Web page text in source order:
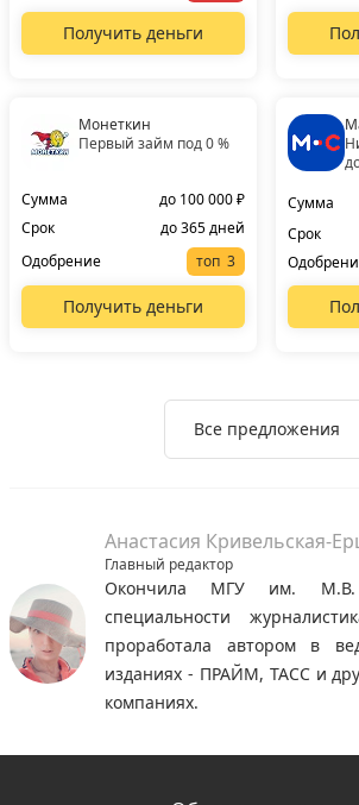
Получить деньги
Монеткин
Первый займ под 0 %
Сумма
до 100 000 ₽
Срок
до 365 дней
Одобрение
топ
Получить деньги
Сумма
Срок
Все предложения
Анастасия Кривельская-
Главный редактор
Окончила МГУ им. М.В.
специальности
проработала автором в
изданиях - ПРАЙМ, ТАСС и
компаниях.